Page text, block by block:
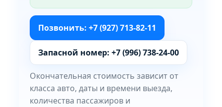
Позвонить: +7 (927) 713-82-11
Запасной номер: +7 (996) 738-24-00
Окончательная стоимость зависит от
класса авто, даты и времени выезда,
количества пассажиров и